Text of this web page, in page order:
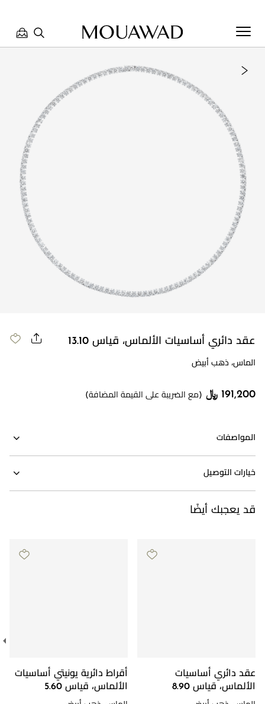
عقد دائري أساسيات الألماس، قياس 13.10
الماس، ذهب أبيض
191,200 ﷼ (مع الضريبة على القيمة المضافة)
المواصفات
خيارات التوصيل
قد يعجبك أيضًا
عقد دائري أساسيات
الألماس، قياس 8.90
أقراط دائرية يونيتي أساسيات
الألماس، قياس 5.60
مرحبا بكم في معوّض. كيف يمكننا مساعدتك؟ الرجاء تحديد أحد
الخيارات أدناه.
تواصل معنا
حجز موعد
مراجعة طلبك